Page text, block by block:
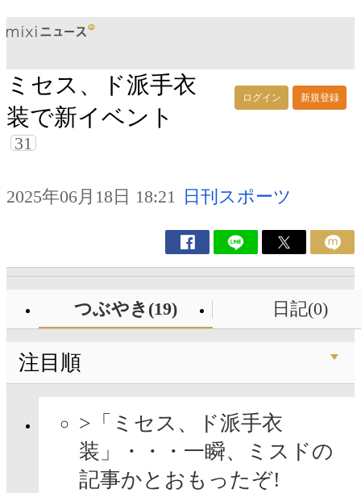
ログイン 新規登録
ミセス、ド派手衣
装で新イベント
31
2025年06月18日 18:21 日刊スポーツ
つぶやき(19) 日記(0)
注目順
>「ミセス、ド派手衣
装」・・・一瞬、ミスドの
記事かとおもったぞ!